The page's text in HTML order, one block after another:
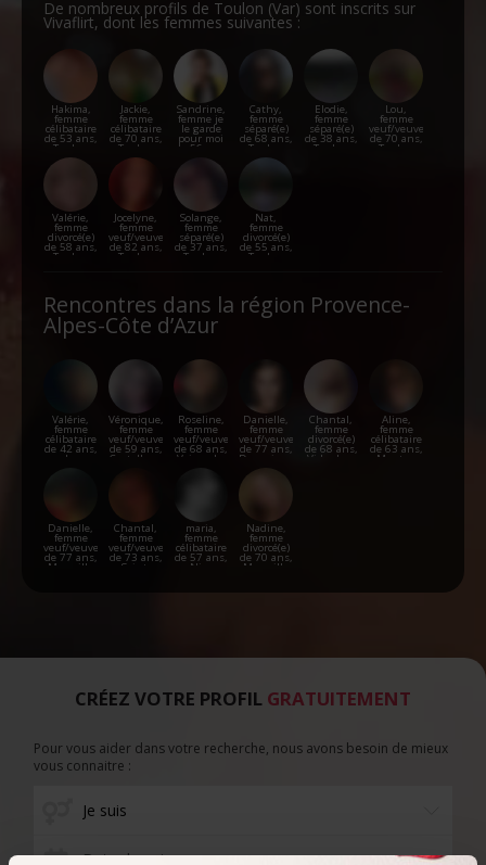
De nombreux profils de Toulon (Var) sont inscrits sur
Vivaflirt, dont les femmes suivantes :
Hakima,
femme
célibataire
de 53 ans,
Toulon
Jackie,
femme
célibataire
de 70 ans,
Toulon
Sandrine,
femme je
le garde
pour moi
de 56 ans,
Toulon
Cathy,
femme
séparé(e)
de 68 ans,
Toulon
Elodie,
femme
séparé(e)
de 38 ans,
Toulon
Lou,
femme
veuf/veuve
de 70 ans,
Toulon
Valérie,
femme
divorcé(e)
de 58 ans,
Toulon
Jocelyne,
femme
veuf/veuve
de 82 ans,
Toulon
Solange,
femme
séparé(e)
de 37 ans,
Toulon
Nat,
femme
divorcé(e)
de 55 ans,
Toulon
Rencontres dans la région Provence-
Alpes-Côte d’Azur
Valérie,
femme
célibataire
de 42 ans,
Le
Véronique,
femme
veuf/veuve
de 59 ans,
Castellane
Roseline,
femme
veuf/veuve
de 68 ans,
Vaison-la-
Danielle,
femme
veuf/veuve
de 77 ans,
Draguignan
Chantal,
femme
divorcé(e)
de 68 ans,
Vidauban
Aline,
femme
célibataire
de 63 ans,
Menton
Danielle,
femme
veuf/veuve
de 77 ans,
Marseille
Chantal,
femme
veuf/veuve
de 73 ans,
Saint-
maria,
femme
célibataire
de 57 ans,
Nice
Nadine,
femme
divorcé(e)
de 70 ans,
Marseille
CRÉEZ VOTRE PROFIL GRATUITEMENT
Pour vous aider dans votre recherche, nous avons besoin de mieux
vous connaitre :
Date de naissance